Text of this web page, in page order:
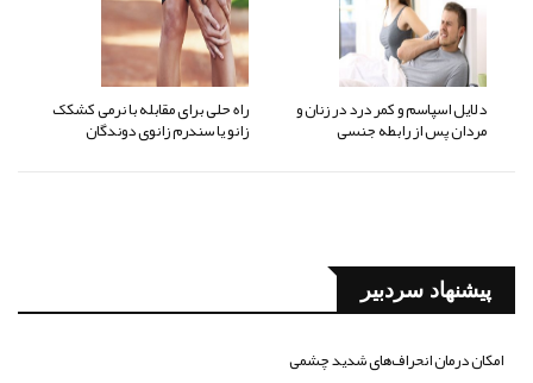
دلایل اسپاسم و کمر درد در زنان و
مردان پس از رابطه جنسی
راه حلی برای مقابله با نرمی کشکک
زانو یا سندرم زانوی دوندگان
پیشنهاد سردبیر
امکان درمان انحراف‌های شدید چشمی